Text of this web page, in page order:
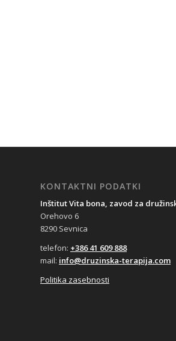
KONTAKTNI PODATKI
Inštitut Vita bona, zavod za
Orehovo 6
8290 Sevnica
telefon: +386 41 609 888
mail: info@druzinska-terapija.com
Politika zasebnosti